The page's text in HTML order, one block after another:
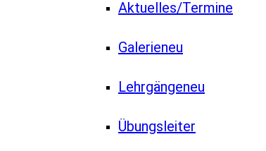
Aktuelles/Termine
Galerieneu
Lehrgängeneu
Übungsleiter